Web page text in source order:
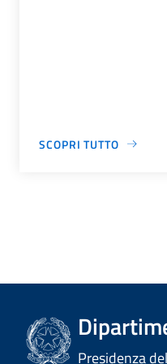
SCOPRI TUTTO
Presidenza